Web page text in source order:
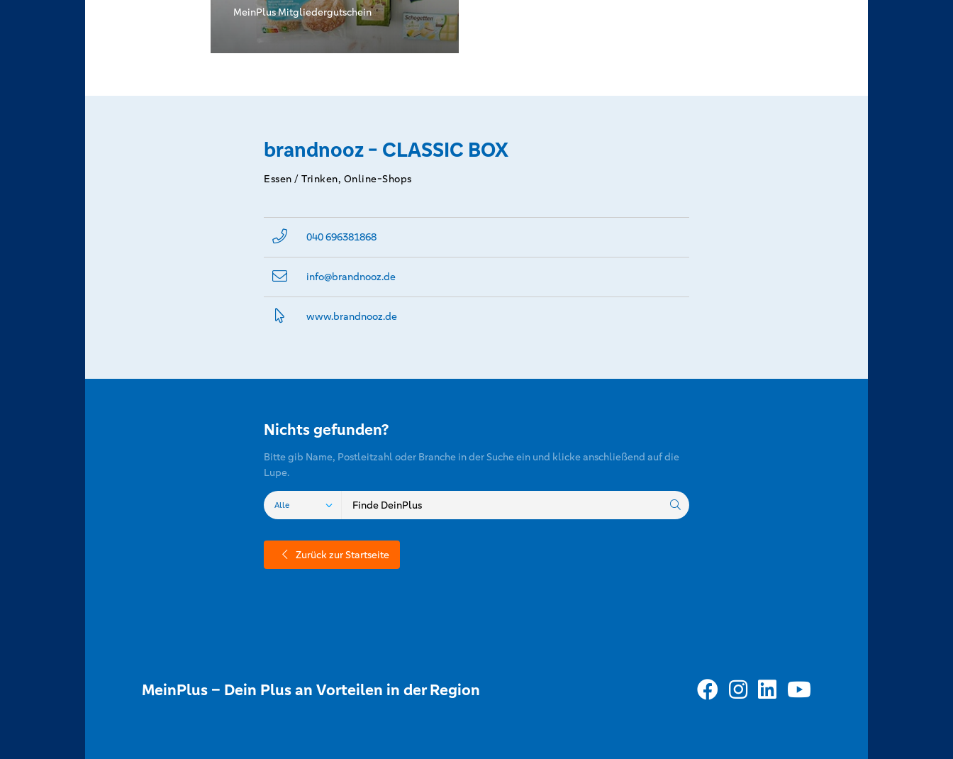
MeinPlus Mitgliedergutschein
brandnooz - CLASSIC BOX
Essen / Trinken, Online-Shops
040 696381868
info@­brandnooz.de
www.­brandnooz.­de
Nichts gefunden?
Bitte gib Name, Postleitzahl oder Branche in der Suche ein und klicke anschließend auf die
Lupe.
Zurück zur Startseite
MeinPlus – Dein Plus an Vorteilen in der Region